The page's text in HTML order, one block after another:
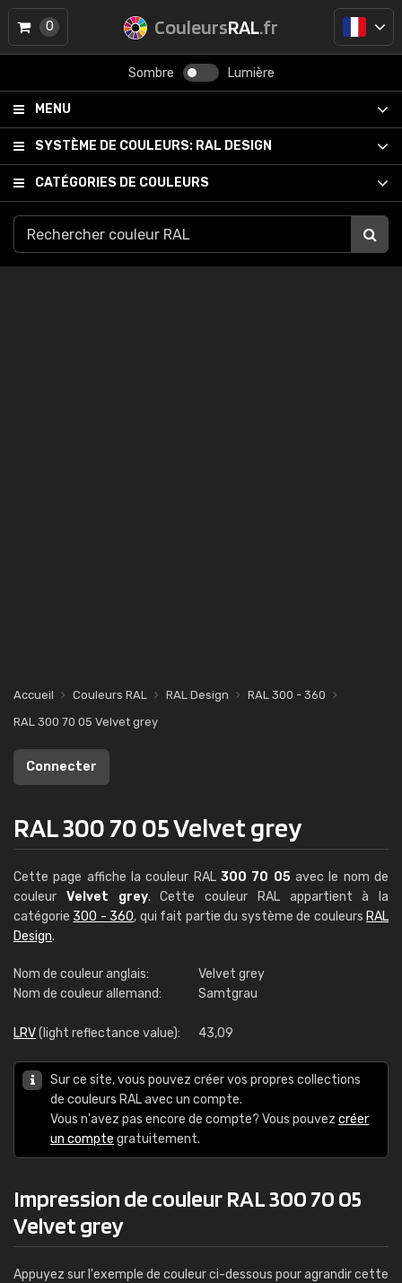
CouleursRAL.fr
Sombre Lumière
MENU
SYSTÈME DE COULEURS: RAL DESIGN
CATÉGORIES DE COULEURS
0
Accueil Couleurs RAL RAL Design
RAL 300 - 360
RAL 300 70 05 Velvet grey
Connecter
RAL 300 70 05 Velvet grey
Cette page affiche la couleur RAL 300 70 05avec le nom de
couleur Velvet grey. Cette couleur RAL appartient à la
catégorie 300 - 360, qui fait partie du système de couleurs RAL
Design.
Nom de couleur anglais:
Velvet grey
Nom de couleur allemand:
Samtgrau
LRV(light reflectance value): 43,09
Sur ce site, vous pouvez créer vos propres collections
de couleurs RAL avec un compte.
Vous n'avez pas encore de compte? Vous pouvez créer
un compte gratuitement.
Impression de couleur RAL 300 70 05
Velvet grey
Appuyez sur l'exemple de couleur ci-dessous pour agrandir cette